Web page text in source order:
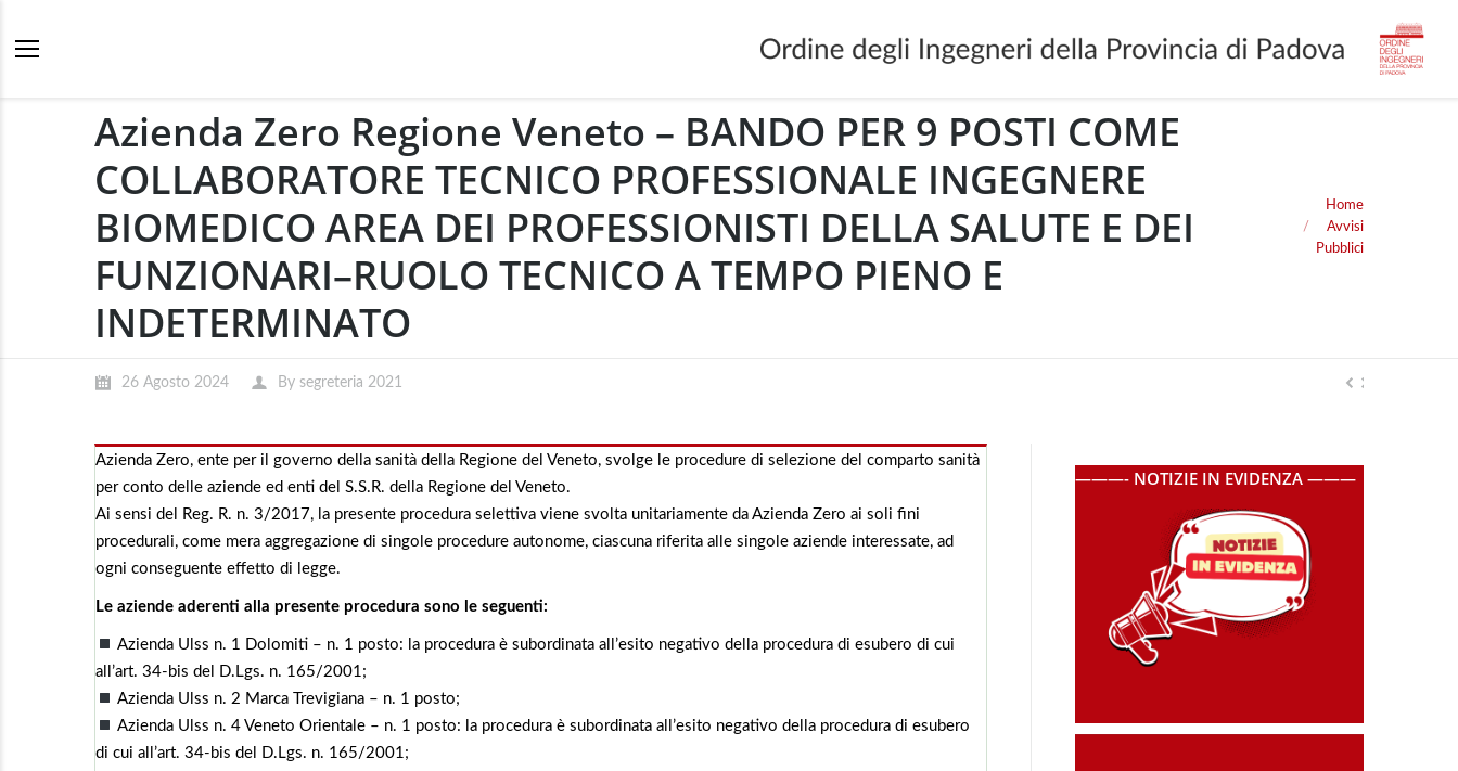
Azienda Zero Regione Veneto – BANDO PER 9 POSTI COME
COLLABORATORE TECNICO PROFESSIONALE INGEGNERE
BIOMEDICO AREA DEI PROFESSIONISTI DELLA SALUTE E DEI
FUNZIONARI–RUOLO TECNICO A TEMPO PIENO E
INDETERMINATO
You are here:
Home
Avvisi
Pubblici
26 Agosto 2024 By segreteria 2021
Azienda Zero, ente per il governo della sanità della Regione del Veneto, svolge le procedure di selezione del comparto sanità
per conto delle aziende ed enti del S.S.R. della Regione del Veneto.
Ai sensi del Reg. R. n. 3/2017, la presente procedura selettiva viene svolta unitariamente da Azienda Zero ai soli fini
procedurali, come mera aggregazione di singole procedure autonome, ciascuna riferita alle singole aziende interessate, ad
ogni conseguente effetto di legge.
Le aziende aderenti alla presente procedura sono le seguenti:
Azienda Ulss n. 1 Dolomiti – n. 1 posto: la procedura è subordinata all’esito negativo della procedura di esubero di cui
all’art. 34-bis del D.Lgs. n. 165/2001;
Azienda Ulss n. 2 Marca Trevigiana – n. 1 posto;
Azienda Ulss n. 4 Veneto Orientale – n. 1 posto: la procedura è subordinata all’esito negativo della procedura di esubero
di cui all’art. 34-bis del D.Lgs. n. 165/2001;
———- NOTIZIE IN EVIDENZA ———